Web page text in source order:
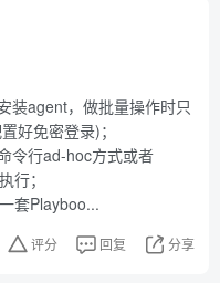
装agent，做批量操作时只
好免密登录)；
令行ad-hoc方式或者
行；
套Playboo...
评分 回复 分享